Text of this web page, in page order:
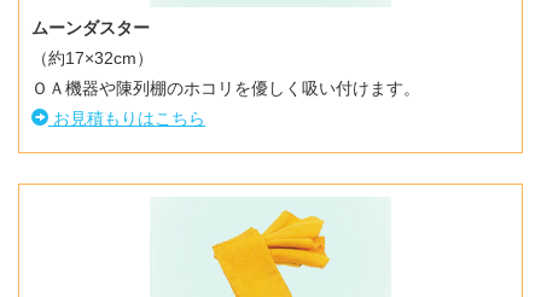
ムーンダスター
（約17×32cm）
ＯＡ機器や陳列棚のホコリを優しく吸い付けます。
お見積もりはこちら